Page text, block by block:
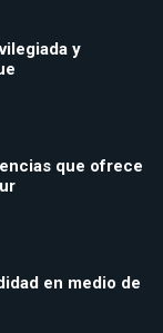
y
que ofrece
en medio de